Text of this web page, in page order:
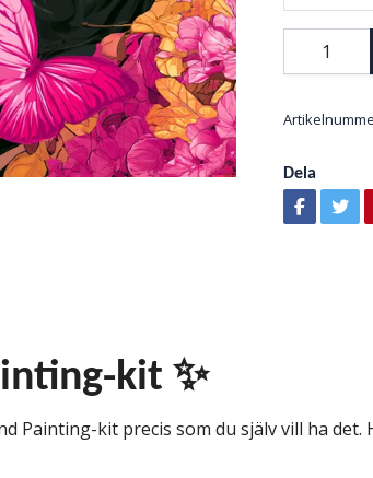
Dela
kit ✨
Painting-kit precis som du själv vill ha